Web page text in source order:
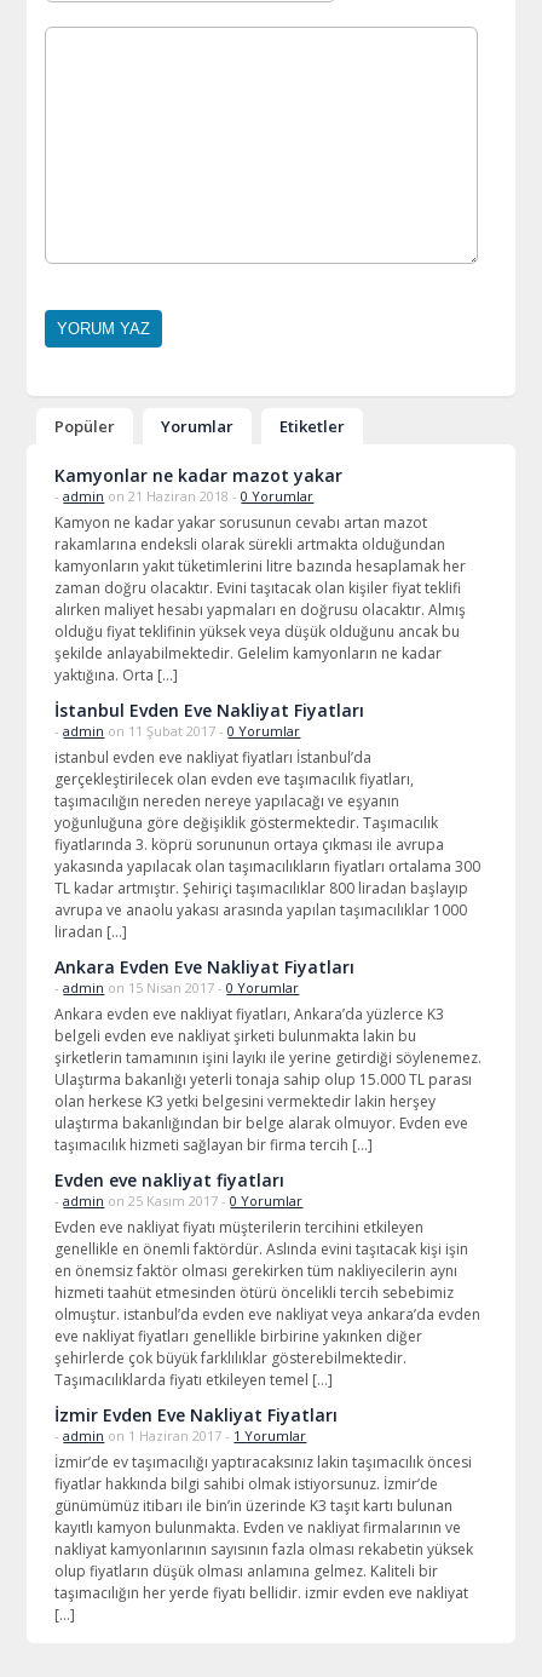
Popüler Yorumlar Etiketler
Kamyonlar ne kadar mazot yakar
-admin on 21 Haziran 2018 -0 Yorumlar
Kamyon ne kadar yakar sorusunun cevabı artan mazot
rakamlarına endeksli olarak sürekli artmakta olduğundan
kamyonların yakıt tüketimlerini litre bazında hesaplamak her
zaman doğru olacaktır. Evini taşıtacak olan kişiler fiyat teklifi
alırken maliyet hesabı yapmaları en doğrusu olacaktır. Almış
olduğu fiyat teklifinin yüksek veya düşük olduğunu ancak bu
şekilde anlayabilmektedir. Gelelim kamyonların ne kadar
yaktığına. Orta […]
İstanbul Evden Eve Nakliyat Fiyatları
-admin on 11 Şubat 2017 -0 Yorumlar
istanbul evden eve nakliyat fiyatları İstanbul’da
gerçekleştirilecek olan evden eve taşımacılık fiyatları,
taşımacılığın nereden nereye yapılacağı ve eşyanın
yoğunluğuna göre değişiklik göstermektedir. Taşımacılık
fiyatlarında 3. köprü sorununun ortaya çıkması ile avrupa
yakasında yapılacak olan taşımacılıkların fiyatları ortalama 300
TL kadar artmıştır. Şehiriçi taşımacılıklar 800 liradan başlayıp
avrupa ve anaolu yakası arasında yapılan taşımacılıklar 1000
liradan […]
Ankara Evden Eve Nakliyat Fiyatları
-admin on 15 Nisan 2017 -0 Yorumlar
Ankara evden eve nakliyat fiyatları, Ankara’da yüzlerce K3
belgeli evden eve nakliyat şirketi bulunmakta lakin bu
şirketlerin tamamının işini layıkı ile yerine getirdiği söylenemez.
Ulaştırma bakanlığı yeterli tonaja sahip olup 15.000 TL parası
olan herkese K3 yetki belgesini vermektedir lakin herşey
ulaştırma bakanlığından bir belge alarak olmuyor. Evden eve
taşımacılık hizmeti sağlayan bir firma tercih […]
Evden eve nakliyat fiyatları
-admin on 25 Kasım 2017 -0 Yorumlar
Evden eve nakliyat fiyatı müşterilerin tercihini etkileyen
genellikle en önemli faktördür. Aslında evini taşıtacak kişi işin
en önemsiz faktör olması gerekirken tüm nakliyecilerin aynı
hizmeti taahüt etmesinden ötürü öncelikli tercih sebebimiz
olmuştur. istanbul’da evden eve nakliyat veya ankara’da evden
eve nakliyat fiyatları genellikle birbirine yakınken diğer
şehirlerde çok büyük farklılıklar gösterebilmektedir.
Taşımacılıklarda fiyatı etkileyen temel […]
İzmir Evden Eve Nakliyat Fiyatları
-admin on 1 Haziran 2017 - 1 Yorumlar
İzmir’de ev taşımacılığı yaptıracaksınız lakin taşımacılık öncesi
fiyatlar hakkında bilgi sahibi olmak istiyorsunuz. İzmir’de
günümümüz itibarı ile bin’in üzerinde K3 taşıt kartı bulunan
kayıtlı kamyon bulunmakta. Evden ve nakliyat firmalarının ve
nakliyat kamyonlarının sayısının fazla olması rekabetin yüksek
olup fiyatların düşük olması anlamına gelmez. Kaliteli bir
taşımacılığın her yerde fiyatı bellidir. izmir evden eve nakliyat
[…]